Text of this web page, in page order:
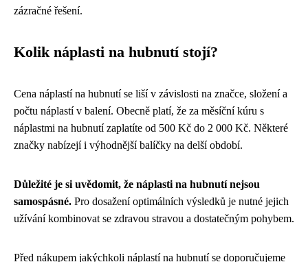
zázračné řešení.
Kolik náplasti na hubnutí stojí?
Cena náplastí na hubnutí se liší v závislosti na značce, složení a
počtu náplastí v balení. Obecně platí, že za měsíční kúru s
náplastmi na hubnutí zaplatíte od 500 Kč do 2 000 Kč. Některé
značky nabízejí i výhodnější balíčky na delší období.
Důležité je si uvědomit, že náplasti na hubnutí nejsou
samospásné. Pro dosažení optimálních výsledků je nutné jejich
užívání kombinovat se zdravou stravou a dostatečným pohybem.
Před nákupem jakýchkoli náplastí na hubnutí se doporučujeme